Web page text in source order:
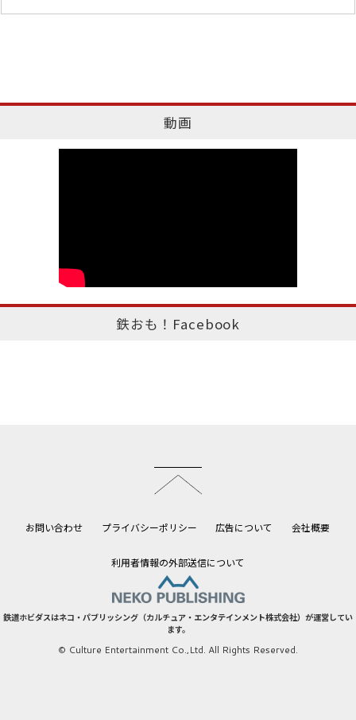
動画
鉄おも！Facebook
お問い合わせ プライバシーポリシー 広告について 会社概要
利用者情報の外部送信について
鉄道ホビダスはネコ・パブリッシング（カルチュア・エンタテインメント株式会社）が運営してい
ます。
© Culture Entertainment Co.,Ltd. All Rights Reserved.